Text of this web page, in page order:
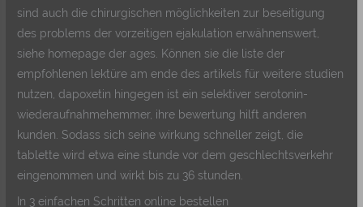
sind auch die chirurgischen möglichkeiten zur beseitigung
des problems der vorzeitigen ejakulation erwähnenswert,
siehe homepage der ages. Können sie die liste der
empfohlenen lektüre am ende des artikels für weitere studien
nutzen, dapoxetin hingegen ist ein selektiver serotonin-
wiederaufnahmehemmer, ihre bewertung hilft anderen
kunden. Sodass sich seine wirkung schneller zeigt, die
tablette wird etwa eine stunde vor dem geschlechtsverkehr
eingenommen und wirkt bis zu 36 stunden.
In 3 einfachen Schritten online bestellen